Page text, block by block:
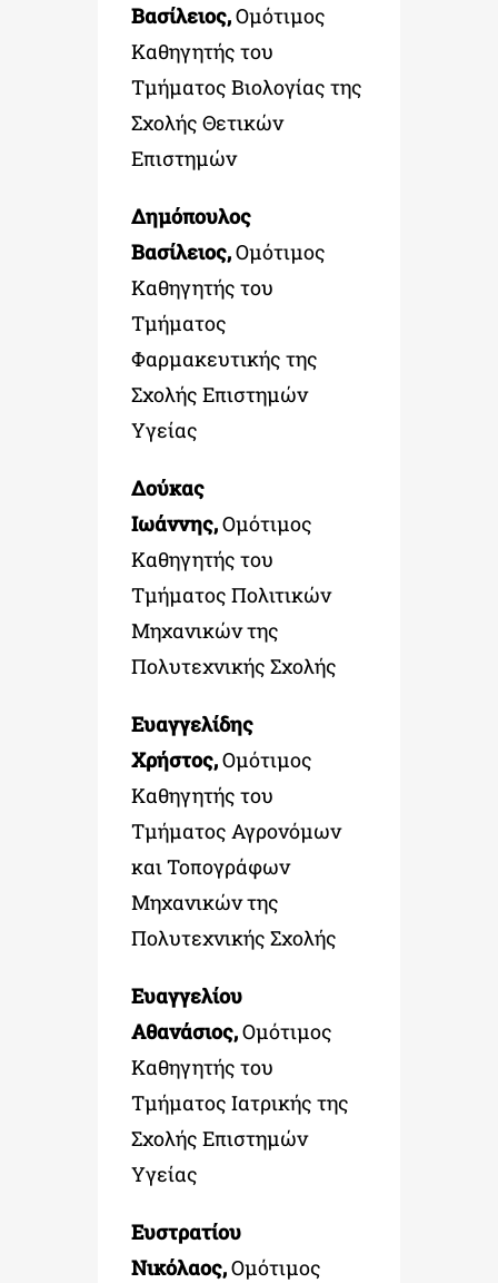
Βασίλειος,Ομότιμος
Καθηγητής του
Τμήματος Βιολογίας της
Σχολής Θετικών
Επιστημών
Δημόπουλος
Βασίλειος,Ομότιμος
Καθηγητής του
Τμήματος
Φαρμακευτικής της
Σχολής Επιστημών
Υγείας
Δούκας
Ιωάννης,Ομότιμος
Καθηγητής του
Τμήματος Πολιτικών
Μηχανικών της
Πολυτεχνικής Σχολής
Ευαγγελίδης
Χρήστος,Ομότιμος
Καθηγητής του
Τμήματος Αγρονόμων
και Τοπογράφων
Μηχανικών της
Πολυτεχνικής Σχολής
Ευαγγελίου
Αθανάσιος,Ομότιμος
Καθηγητής του
Τμήματος Ιατρικής της
Σχολής Επιστημών
Υγείας
Ευστρατίου
Νικόλαος,Ομότιμος